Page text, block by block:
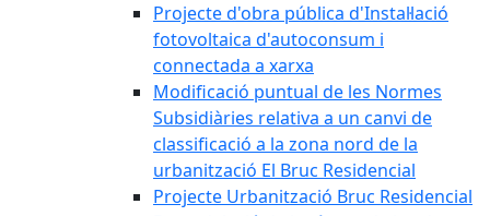
Projecte d'obra pública d'Instal·lació
fotovoltaica d'autoconsum i
connectada a xarxa
Modificació puntual de les Normes
Subsidiàries relativa a un canvi de
classificació a la zona nord de la
urbanització El Bruc Residencial
Projecte Urbanització Bruc Residencial